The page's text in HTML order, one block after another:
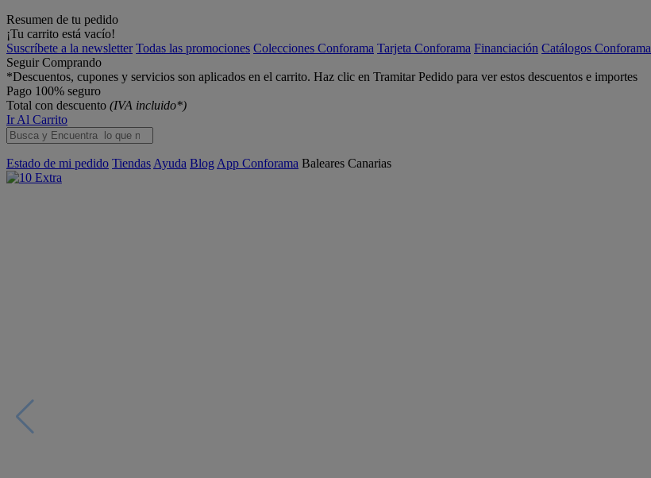
Resumen de tu pedido
¡Tu carrito está vacío!
Suscríbete a la newsletter Todas las promociones Colecciones Conforama Tarjeta Conforama Financiación Catálogos Conforama
Seguir Comprando
*Descuentos, cupones y servicios son aplicados en el carrito. Haz clic en Tramitar Pedido para ver estos descuentos e importes
Pago 100% seguro
Total con descuento (IVA incluido*)
Ir Al Carrito
Estado de mi pedido Tiendas Ayuda Blog App Conforama Baleares Canarias